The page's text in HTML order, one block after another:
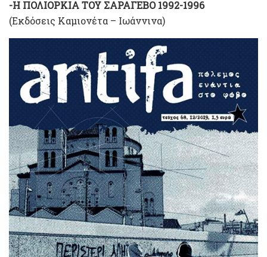
-Η ΠΟΛΙΟΡΚΙΑ ΤΟΥ ΣΑΡΑΓΕΒΟ 1992-1996
(Εκδόσεις Καμιονέτα – Ιωάννινα)